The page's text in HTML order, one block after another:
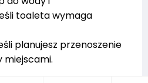
toaleta wymaga
planujesz przenoszenie